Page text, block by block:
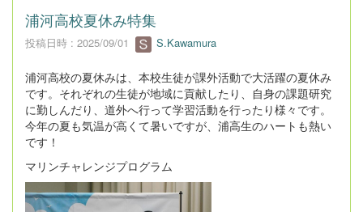
浦河高校夏休み特集
投稿日時 : 2025/09/01 S.Kawamura
浦河高校の夏休みは、本校生徒が課外活動で大活躍の夏休み
です。それぞれの生徒が地域に貢献したり、自身の課題研究
に勤しんだり、道外へ行って学習活動を行ったり様々です。
今年の夏も気温が高くて暑いですが、浦高生のハートも熱い
です！
マリンチャレンジプログラム